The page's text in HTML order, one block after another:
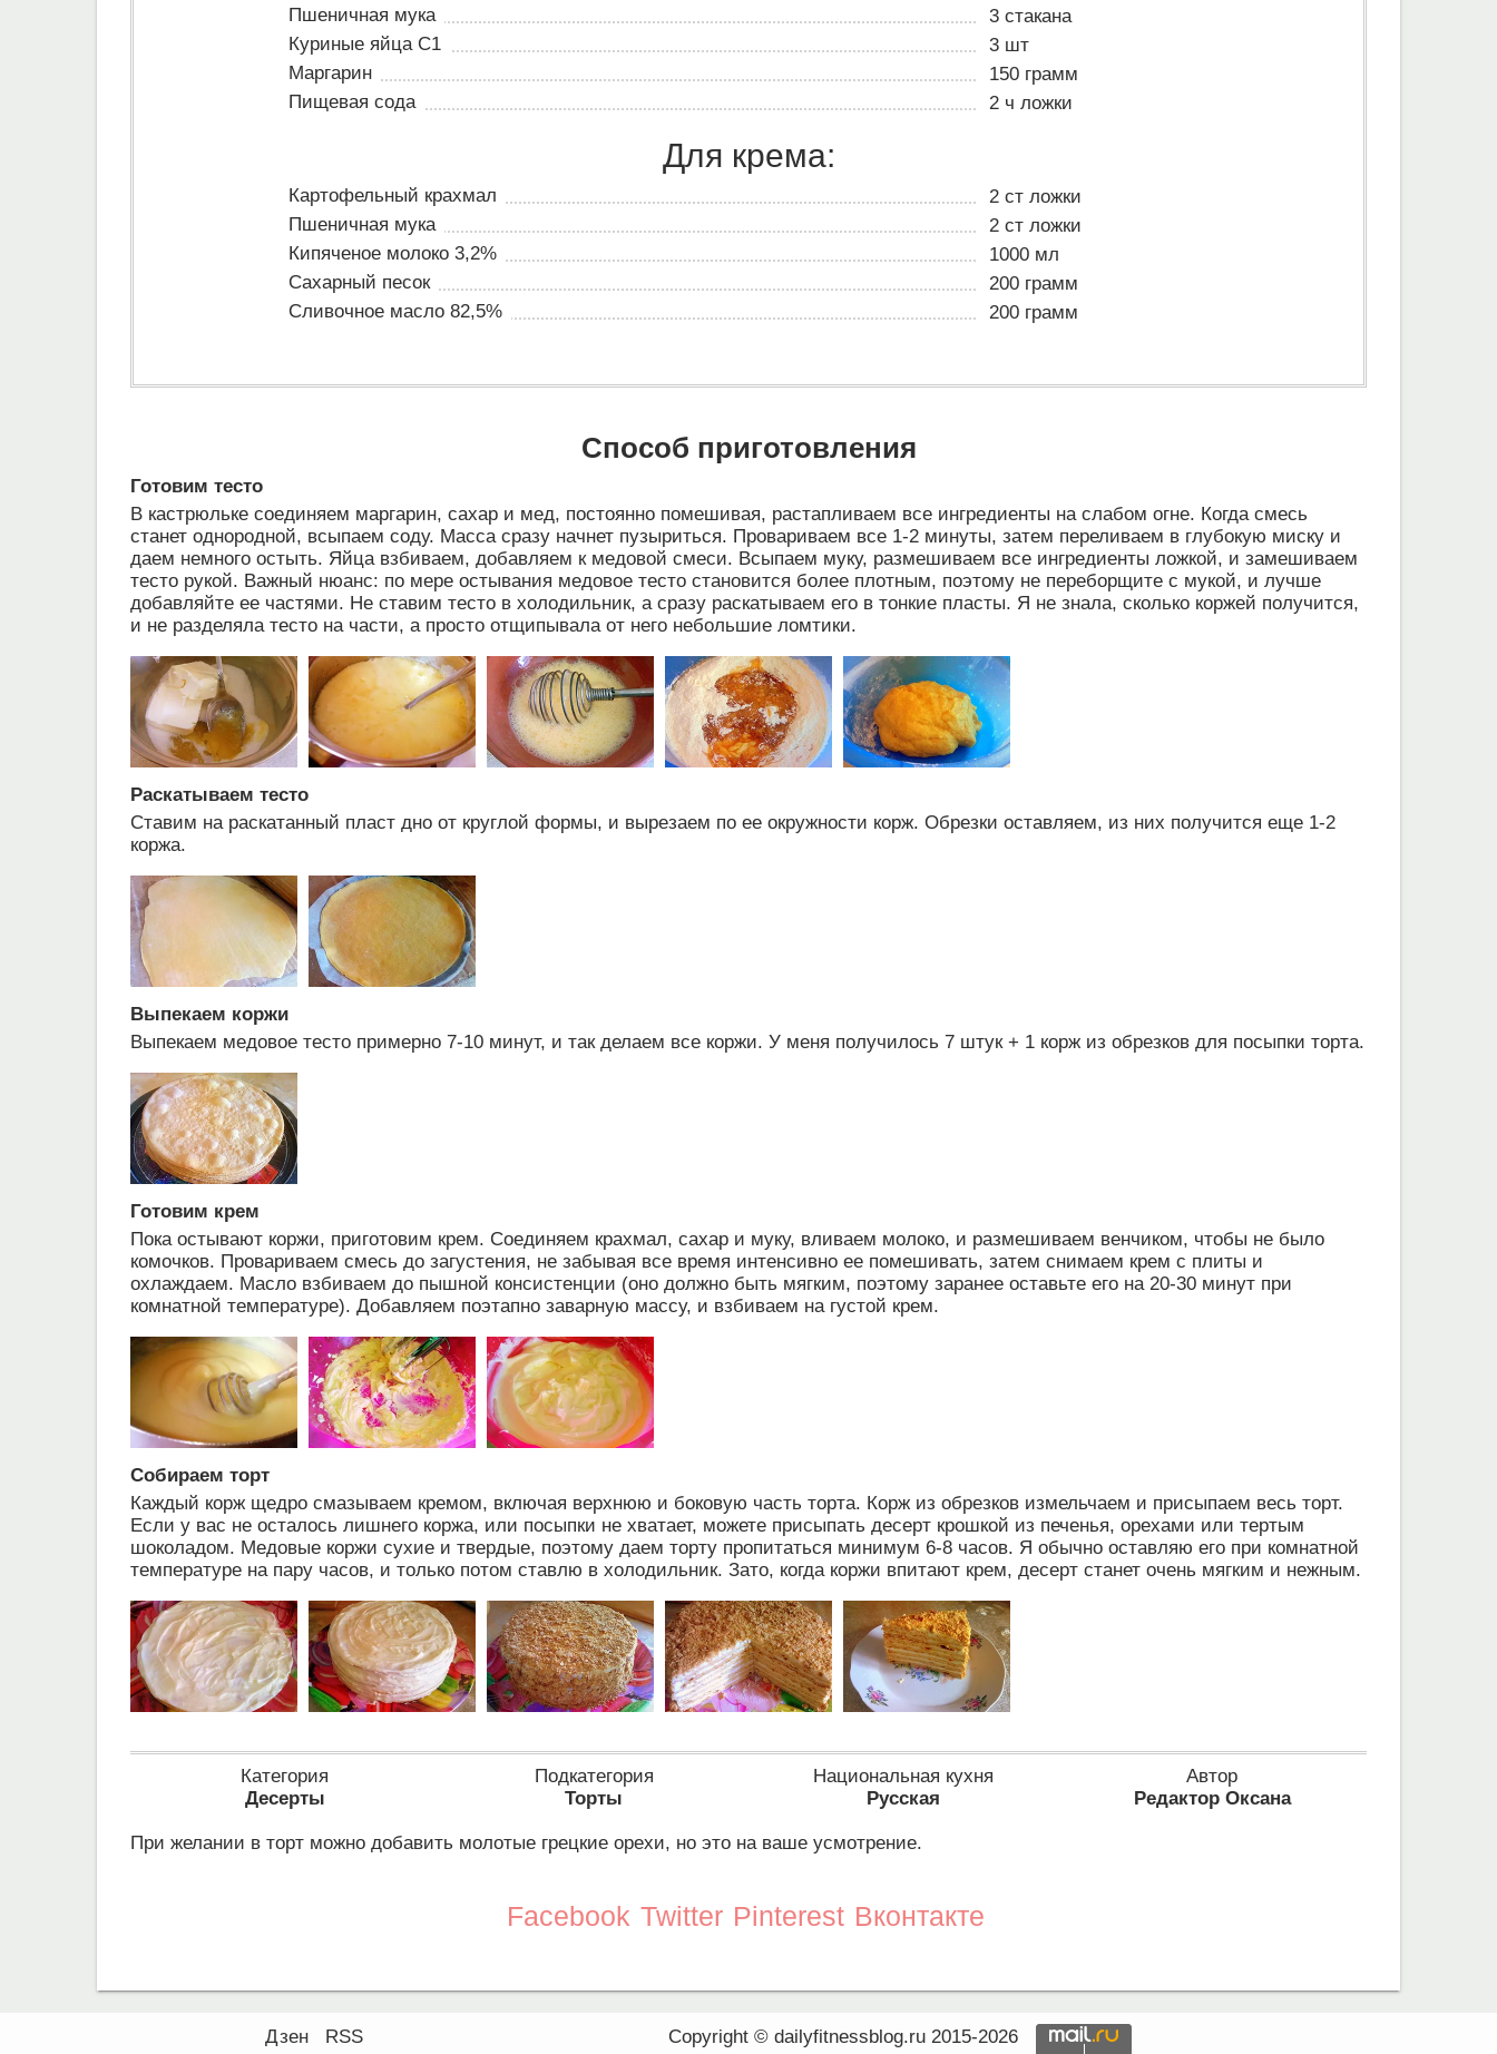
Пшеничная мука
3 стакана
Куриные яйца C1
3 шт
Маргарин
150 грамм
Пищевая сода
2 ч ложки
Для крема:
Картофельный крахмал
2 ст ложки
Пшеничная мука
2 ст ложки
Кипяченое молоко 3,2%
1000 мл
Сахарный песок
200 грамм
Сливочное масло 82,5%
200 грамм
Способ приготовления
Готовим тесто
В кастрюльке соединяем маргарин, сахар и мед, постоянно помешивая, растапливаем все ингредиенты на слабом огне. Когда смесь
станет однородной, всыпаем соду. Масса сразу начнет пузыриться. Провариваем все 1-2 минуты, затем переливаем в глубокую миску и
даем немного остыть. Яйца взбиваем, добавляем к медовой смеси. Всыпаем муку, размешиваем все ингредиенты ложкой, и замешиваем
тесто рукой. Важный нюанс: по мере остывания медовое тесто становится более плотным, поэтому не переборщите с мукой, и лучше
добавляйте ее частями. Не ставим тесто в холодильник, а сразу раскатываем его в тонкие пласты. Я не знала, сколько коржей получится,
и не разделяла тесто на части, а просто отщипывала от него небольшие ломтики.
Раскатываем тесто
Ставим на раскатанный пласт дно от круглой формы, и вырезаем по ее окружности корж. Обрезки оставляем, из них получится еще 1-2
коржа.
Выпекаем коржи
Выпекаем медовое тесто примерно 7-10 минут, и так делаем все коржи. У меня получилось 7 штук + 1 корж из обрезков для посыпки торта.
Готовим крем
Пока остывают коржи, приготовим крем. Соединяем крахмал, сахар и муку, вливаем молоко, и размешиваем венчиком, чтобы не было
комочков. Провариваем смесь до загустения, не забывая все время интенсивно ее помешивать, затем снимаем крем с плиты и
охлаждаем. Масло взбиваем до пышной консистенции (оно должно быть мягким, поэтому заранее оставьте его на 20-30 минут при
комнатной температуре). Добавляем поэтапно заварную массу, и взбиваем на густой крем.
Собираем торт
Каждый корж щедро смазываем кремом, включая верхнюю и боковую часть торта. Корж из обрезков измельчаем и присыпаем весь торт.
Если у вас не осталось лишнего коржа, или посыпки не хватает, можете присыпать десерт крошкой из печенья, орехами или тертым
шоколадом. Медовые коржи сухие и твердые, поэтому даем торту пропитаться минимум 6-8 часов. Я обычно оставляю его при комнатной
температуре на пару часов, и только потом ставлю в холодильник. Зато, когда коржи впитают крем, десерт станет очень мягким и нежным.
Категория
Десерты
Подкатегория
Торты
Национальная кухня
Русская
Автор
Редактор Оксана
При желании в торт можно добавить молотые грецкие орехи, но это на ваше усмотрение.
Facebook Twitter Pinterest Вконтакте
Дзен RSS Copyright © dailyfitnessblog.ru 2015-2026